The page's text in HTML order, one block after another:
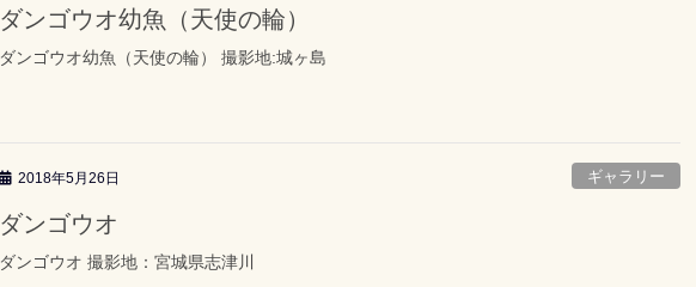
ダンゴウオ幼魚（天使の輪）
ダンゴウオ幼魚（天使の輪） 撮影地:城ヶ島
2018年5月26日 ギャラリー
ダンゴウオ
ダンゴウオ 撮影地：宮城県志津川